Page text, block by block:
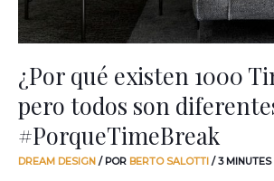
¿Por qué existen 1000
pero todos son
#PorqueTimeBreak
DREAM DESIGN / POR BERTO SALOTTI /3
diferentes?
#PorqueTimeBreak